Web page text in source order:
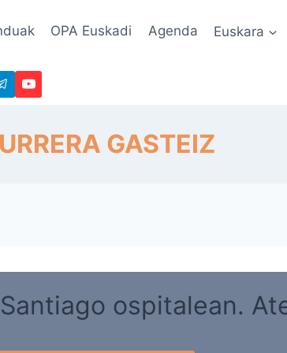
OPA Euskadi Agenda Euskara
GASTEIZ
ospitalean.